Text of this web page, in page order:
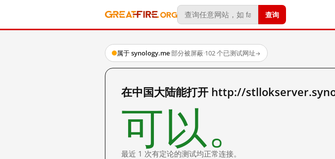
查询
属于 synology.me·部分被屏蔽·102 个已测试网址→
在中国大陆能打开 http://
可以。
最近 1 次有定论的测试均正常连接。